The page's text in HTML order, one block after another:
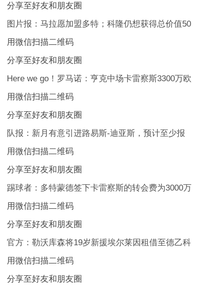
分享至好友和朋友圈
图片报：马拉愿加盟多特；科隆仍想获得总价值50
用微信扫描二维码
分享至好友和朋友圈
Here we go！罗马诺：亨克中场卡雷察斯3300万欧
用微信扫描二维码
分享至好友和朋友圈
队报：新月有意引进路易斯-迪亚斯，预计至少报
用微信扫描二维码
分享至好友和朋友圈
踢球者：多特蒙德签下卡雷察斯的转会费为3000万
用微信扫描二维码
分享至好友和朋友圈
官方：勒沃库森将19岁新援埃尔莱因租借至德乙科
用微信扫描二维码
分享至好友和朋友圈